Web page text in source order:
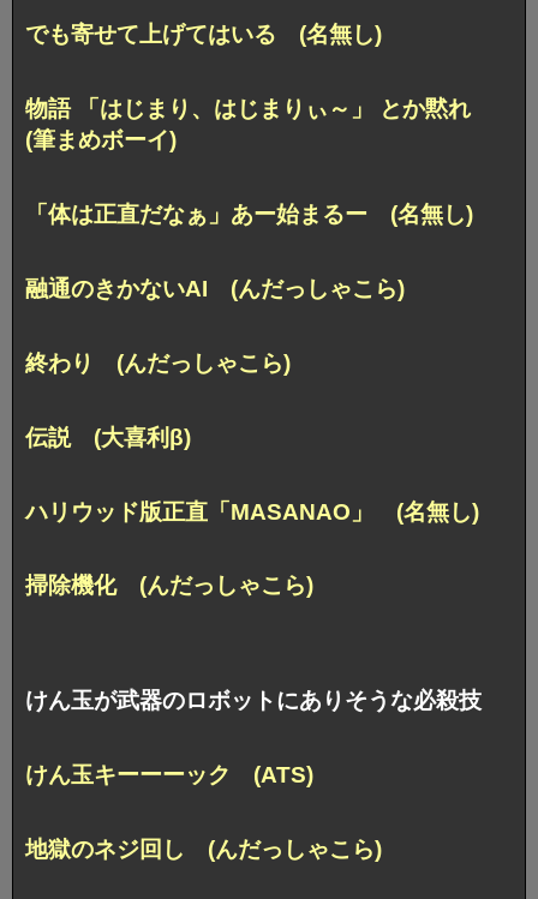
でも寄せて上げてはいる (名無し)
物語 「はじまり、はじまりぃ～」 とか黙れ
(筆まめボーイ)
「体は正直だなぁ」あー始まるー (名無し)
融通のきかないAI (んだっしゃこら)
終わり (んだっしゃこら)
伝説 (大喜利β)
ハリウッド版正直「MASANAO」 (名無し)
掃除機化 (んだっしゃこら)
けん玉が武器のロボットにありそうな必殺技
けん玉キーーーック (ATS)
地獄のネジ回し (んだっしゃこら)